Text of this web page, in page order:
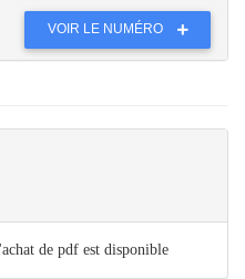
VOIR LE NUMÉRO
de pdf est disponible